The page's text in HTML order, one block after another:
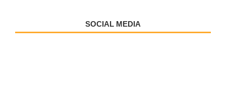
SOCIAL MEDIA